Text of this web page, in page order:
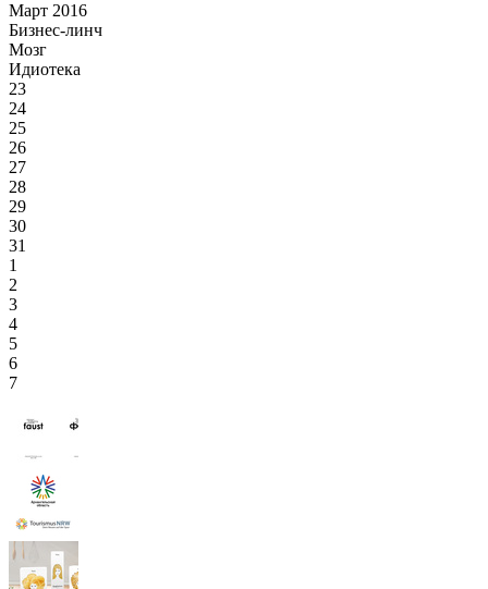
Март 2016
Бизнес-линч
Мозг
Идиотека
23
24
25
26
27
28
29
30
31
1
2
3
4
5
6
7